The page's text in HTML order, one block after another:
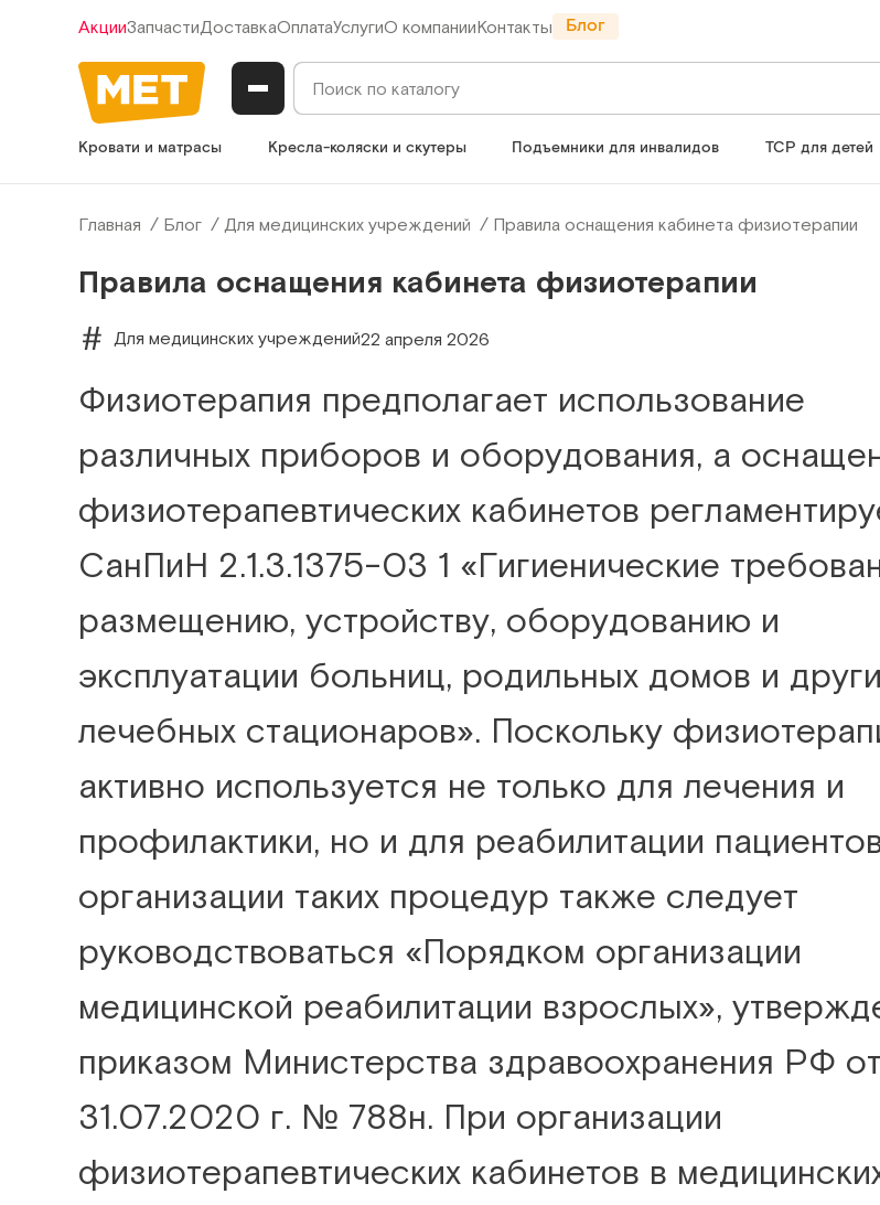
АкцииЗапчастиДоставкаОплатаУслугиО компанииКонтакты Блог
Кровати и матрасы Кресла-коляски и скутеры Подъемники для инвалидов ТСР для детей
Главная Блог Для медицинских учреждений Правила оснащения кабинета физиотерапии
Правила оснащения кабинета физиотерапии
Для медицинских учреждений22 апреля 2026
Физиотерапия предполагает использование
различных приборов и оборудования, а
физиотерапевтических кабинетов
СанПиН 2.1.3.1375-03 1 «Гигиенические
размещению, устройству, оборудованию и
эксплуатации больниц, родильных домов и
лечебных стационаров». Поскольку
активно используется не только для лечения и
профилактики, но и для реабилитации
организации таких процедур также следует
руководствоваться «Порядком организации
медицинской реабилитации взрослых»,
приказом Министерства здравоохранения РФ от
31.07.2020 г. № 788н. При организации
физиотерапевтических кабинетов в